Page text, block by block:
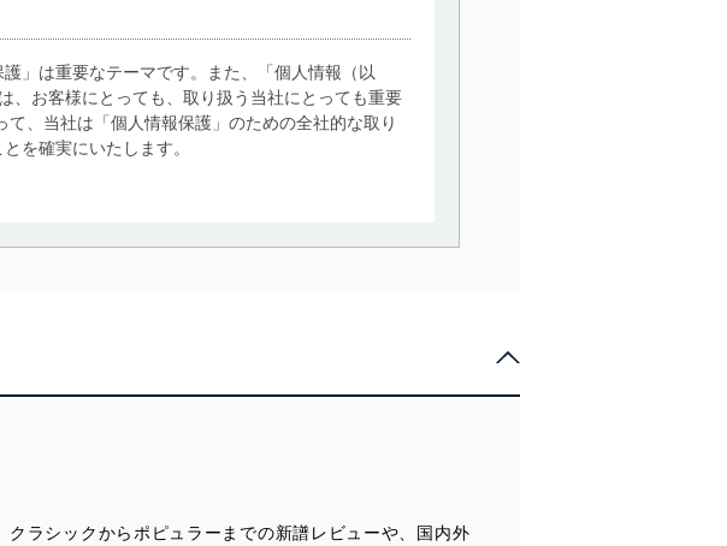
」は重要なテーマです。また、「個人情報（以
、お客様にとっても、取り扱う当社にとっても重要
、当社は「個人情報保護」のための全社的な取り
を確実にいたします。
人の同意を得たうえで利用目的の達成に必要な範
策をはじめとする安全対策を実施し、個人情報の
ラシックからポピュラーまでの新譜レビューや、国内外